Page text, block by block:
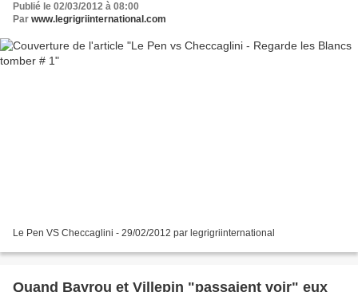
Publié le 02/03/2012 à 08:00
Par www.legrigriinternational.com
Le Pen VS Checcaglini - 29/02/2012 par legrigriinternational
Quand Bayrou et Villepin "passaient voir" eux